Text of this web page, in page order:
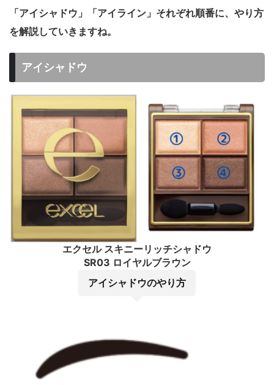
「アイシャドウ」「アイライン」それぞれ順番に、やり方
を解説していきますね。
アイシャドウ
エクセル スキニーリッチシャドウ
SR03 ロイヤルブラウン
アイシャドウのやり方